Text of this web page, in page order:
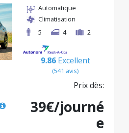
Automatique
Climatisation
5
4 2
9.86 Excellent
(541 avis)
Prix dès:
39€/journé
e